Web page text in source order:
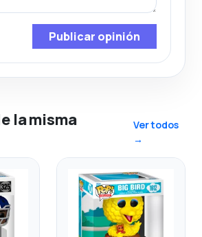
Publicar opinión
la misma
Ver todos
→